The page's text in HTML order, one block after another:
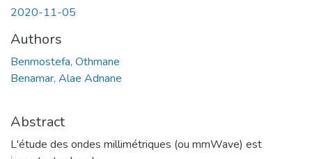
2020-11-05
Authors
Benmostefa, Othmane
Benamar, Alae Adnane
Abstract
L'étude des ondes millimétriques (ou mmWave) est